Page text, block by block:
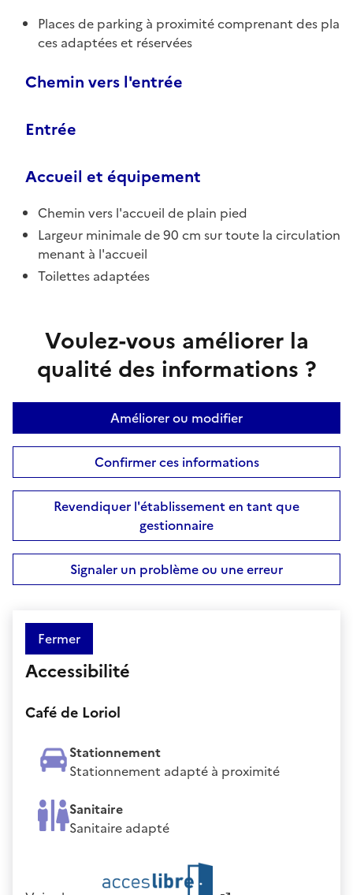
Places de parking à proximité comprenant des pla
ces adaptées et réservées
Chemin vers l'entrée
Entrée
Accueil et équipement
Chemin vers l'accueil de plain pied
Largeur minimale de 90 cm sur toute la circulation
menant à l'accueil
Toilettes adaptées
Voulez-vous améliorer la
qualité des informations ?
Améliorer ou modifier
Confirmer ces informations
Revendiquer l'établissement en tant que
gestionnaire
Signaler un problème ou une erreur
Fermer
Accessibilité
Café de Loriol
Stationnement
Stationnement adapté à proximité
Sanitaire
Sanitaire adapté